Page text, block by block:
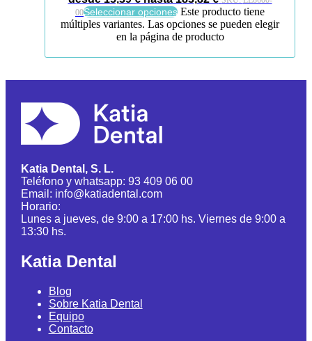
00Seleccionar opciones Este producto tiene
múltiples variantes. Las opciones se pueden elegir
en la página de producto
Katia Dental, S. L.
Teléfono y whatsapp: 93 409 06 00
Email: info@katiadental.com
Horario:
Lunes a jueves, de 9:00 a 17:00 hs. Viernes de 9:00 a
13:30 hs.
Katia Dental
Blog
Sobre Katia Dental
Equipo
Contacto